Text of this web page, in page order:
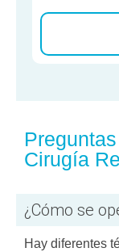
Cirugía
¿Cómo se
Hay diferentes